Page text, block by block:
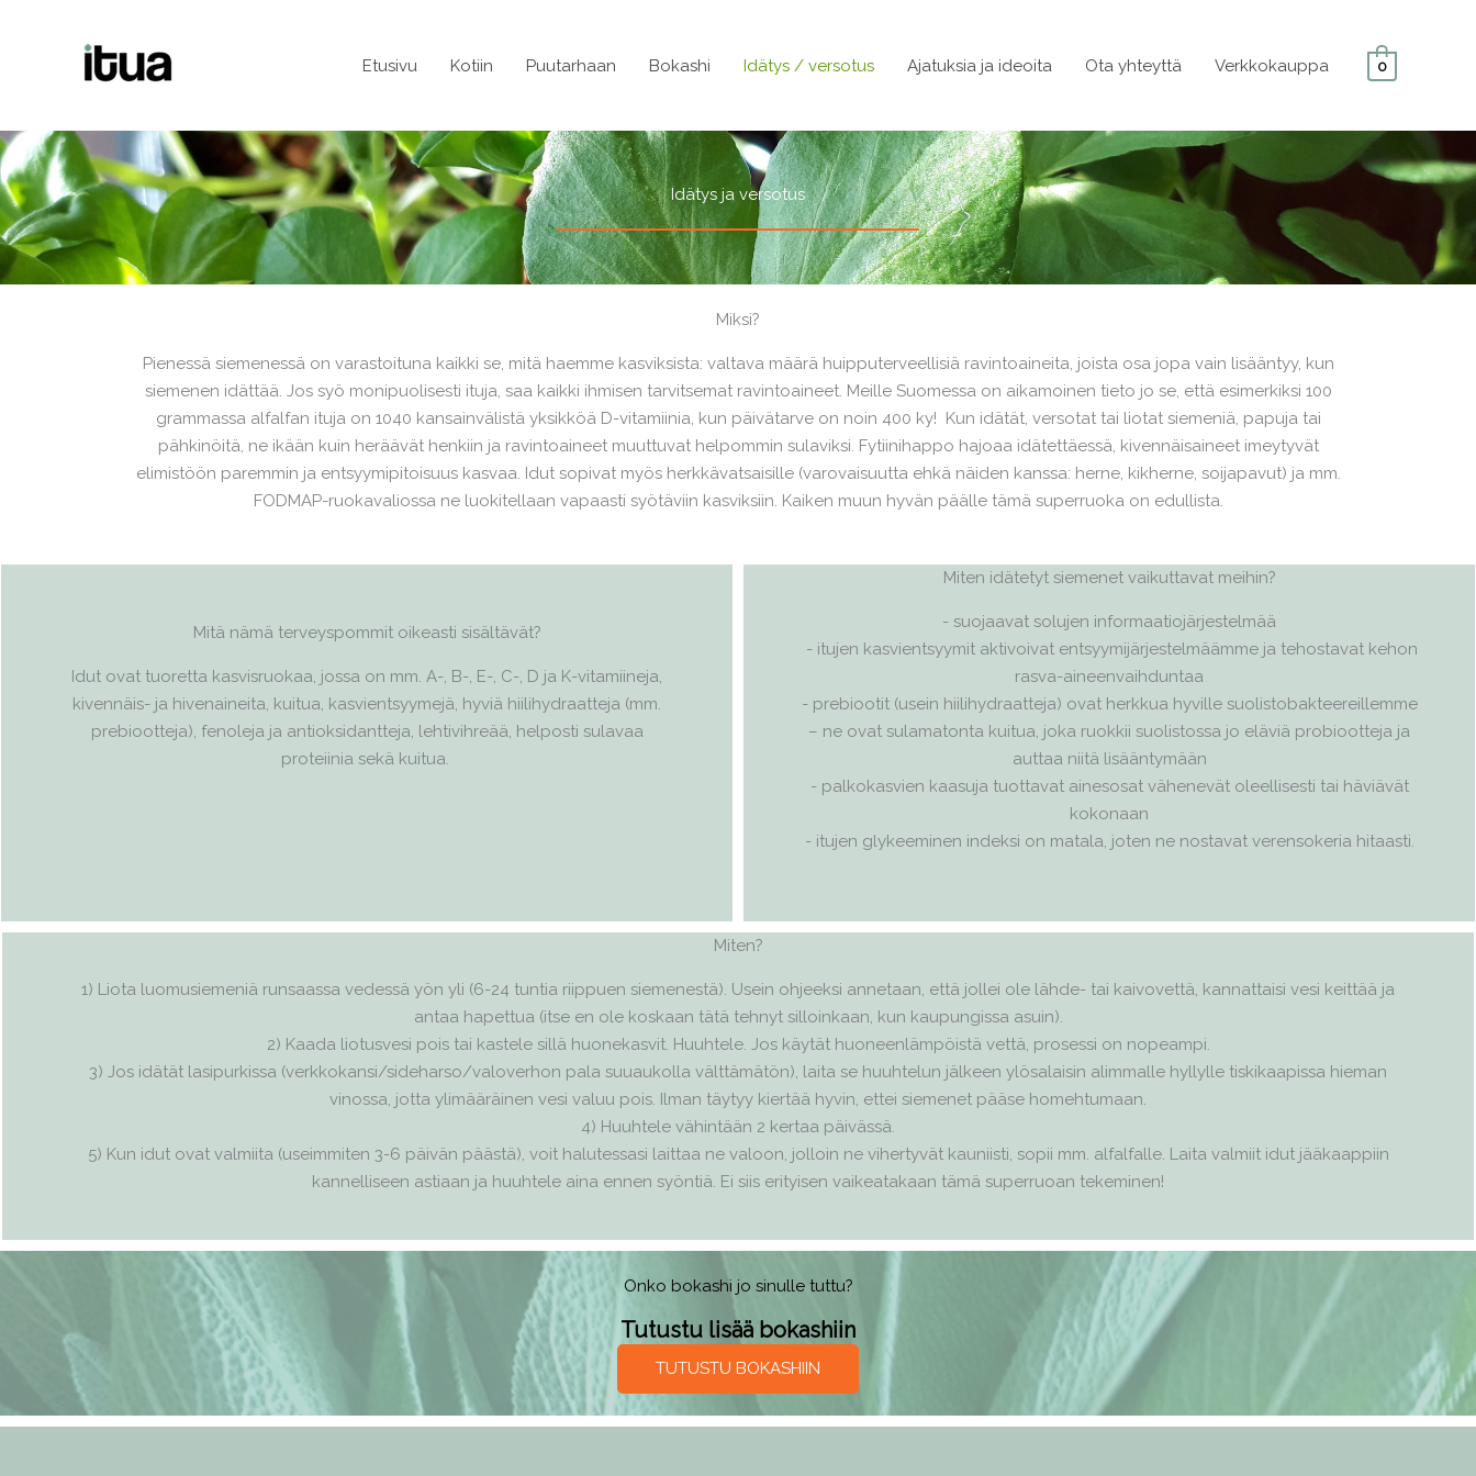
Etusivu
Kotiin Puutarhaan Bokashi Idätys / versotus Ajatuksia ja ideoita Ota yhteyttä Verkkokauppa 0
Idätys ja versotus
Miksi?
Pienessä siemenessä on varastoituna kaikki se, mitä haemme kasviksista: valtava määrä huipputerveellisiä ravintoaineita, joista osa jopa vain lisääntyy, kun
siemenen idättää. Jos syö monipuolisesti ituja, saa kaikki ihmisen tarvitsemat ravintoaineet. Meille Suomessa on aikamoinen tieto jo se, että esimerkiksi 100
grammassa alfalfan ituja on 1040 kansainvälistä yksikköä D-vitamiinia, kun päivätarve on noin 400 ky! Kun idätät, versotat tai liotat siemeniä, papuja tai
pähkinöitä, ne ikään kuin heräävät henkiin ja ravintoaineet muuttuvat helpommin sulaviksi. Fytiinihappo hajoaa idätettäessä, kivennäisaineet imeytyvät
elimistöön paremmin ja entsyymipitoisuus kasvaa. Idut sopivat myös herkkävatsaisille (varovaisuutta ehkä näiden kanssa: herne, kikherne, soijapavut) ja mm.
FODMAP-ruokavaliossa ne luokitellaan vapaasti syötäviin kasviksiin. Kaiken muun hyvän päälle tämä superruoka on edullista.
Mitä nämä terveyspommit oikeasti sisältävät?
Idut ovat tuoretta kasvisruokaa, jossa on mm. A-, B-, E-, C-, D ja K-vitamiineja,
kivennäis- ja hivenaineita, kuitua, kasvientsyymejä, hyviä hiilihydraatteja (mm.
prebiootteja), fenoleja ja antioksidantteja, lehtivihreää, helposti sulavaa
proteiinia sekä kuitua.
Miten idätetyt siemenet vaikuttavat meihin?
- suojaavat solujen informaatiojärjestelmää
- itujen kasvientsyymit aktivoivat entsyymijärjestelmäämme ja tehostavat kehon
rasva-aineenvaihduntaa
- prebiootit (usein hiilihydraatteja) ovat herkkua hyville suolistobakteereillemme
– ne ovat sulamatonta kuitua, joka ruokkii suolistossa jo eläviä probiootteja ja
auttaa niitä lisääntymään
- palkokasvien kaasuja tuottavat ainesosat vähenevät oleellisesti tai häviävät
kokonaan
- itujen glykeeminen indeksi on matala, joten ne nostavat verensokeria hitaasti.
Miten?
1) Liota luomusiemeniä runsaassa vedessä yön yli (6-24 tuntia riippuen siemenestä). Usein ohjeeksi annetaan, että jollei ole lähde- tai kaivovettä, kannattaisi vesi keittää ja
antaa hapettua (itse en ole koskaan tätä tehnyt silloinkaan, kun kaupungissa asuin).
2) Kaada liotusvesi pois tai kastele sillä huonekasvit. Huuhtele. Jos käytät huoneenlämpöistä vettä, prosessi on nopeampi.
3) Jos idätät lasipurkissa (verkkokansi/sideharso/valoverhon pala suuaukolla välttämätön), laita se huuhtelun jälkeen ylösalaisin alimmalle hyllylle tiskikaapissa hieman
vinossa, jotta ylimääräinen vesi valuu pois. Ilman täytyy kiertää hyvin, ettei siemenet pääse homehtumaan.
4) Huuhtele vähintään 2 kertaa päivässä.
5) Kun idut ovat valmiita (useimmiten 3-6 päivän päästä), voit halutessasi laittaa ne valoon, jolloin ne vihertyvät kauniisti, sopii mm. alfalfalle. Laita valmiit idut jääkaappiin
kannelliseen astiaan ja huuhtele aina ennen syöntiä. Ei siis erityisen vaikeatakaan tämä superruoan tekeminen!
Onko bokashi jo sinulle tuttu?
Tutustu lisää bokashiin
TUTUSTU BOKASHIIN